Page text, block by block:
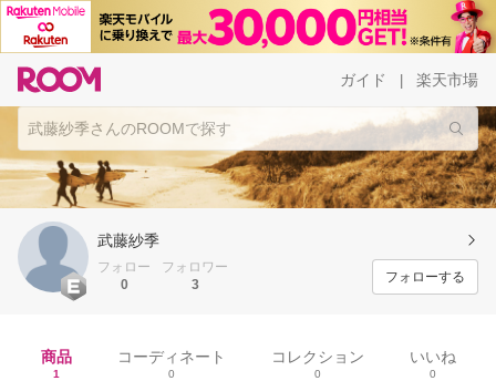
ガイド 楽天市場
武藤紗季
フォロー
0
フォロワー
3
フォローする
商品
1
コーディネート
0
コレクション
0
いいね
0